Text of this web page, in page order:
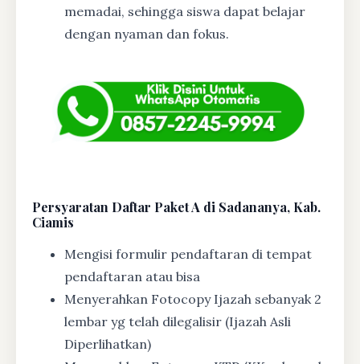
memadai, sehingga siswa dapat belajar
dengan nyaman dan fokus.
Persyaratan Daftar Paket A di Sadananya, Kab.
Ciamis
Mengisi formulir pendaftaran di tempat
pendaftaran atau bisa
Menyerahkan Fotocopy Ijazah sebanyak 2
lembar yg telah dilegalisir (Ijazah Asli
Diperlihatkan)